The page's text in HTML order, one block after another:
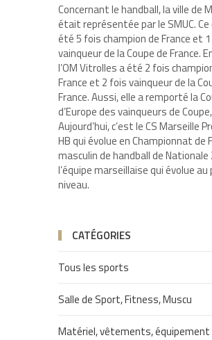
Concernant le handball, la ville de
était représentée par le SMUC. Ce
été 5 fois champion de France et
vainqueur de la Coupe de France.
l’OM Vitrolles a été 2 fois
France et 2 fois vainqueur de la
France. Aussi, elle a remporté la
d’Europe des vainqueurs de
Aujourd’hui, c’est le CS Marseille
HB qui évolue en Championnat de
masculin de handball de Nationale
l’équipe marseillaise qui évolue
niveau.
CATÉGORIES
Tous les sports
Salle de Sport, Fitness, Muscu
Matériel, vêtements, équipement